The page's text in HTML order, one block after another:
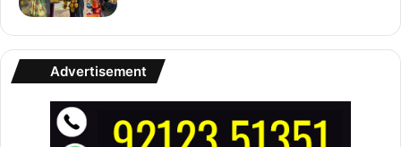
Advertisement